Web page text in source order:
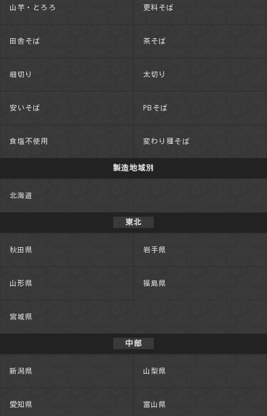
山芋・とろろ 更科そば
田舎そば 茶そば
細切り 太切り
安いそば PBそば
食塩不使用 変わり種そば
製造地域別
北海道
東北
秋田県 岩手県
山形県 福島県
宮城県
中部
新潟県 山梨県
愛知県 富山県